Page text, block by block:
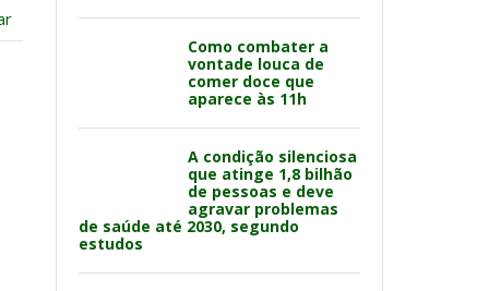
Como combater a
vontade louca de
comer doce que
aparece às 11h
A condição silenciosa
que atinge 1,8 bilhão
de pessoas e deve
agravar problemas
de saúde até 2030, segundo
estudos